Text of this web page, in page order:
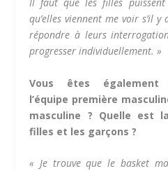
Il faut que les filles
qu’elles viennent me voir s’il y
répondre à leurs
progresser individuellement. »
Vous êtes également
l’équipe première
masculine ? Quelle est
filles et les garçons ?
« Je trouve que le basket